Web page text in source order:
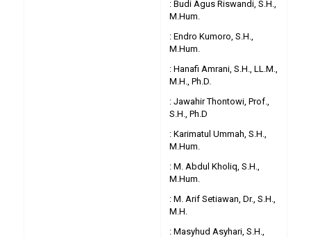
: Budi Agus Riswandi, S.H.,
M.Hum.
: Endro Kumoro, S.H.,
M.Hum.
: Hanafi Amrani, S.H., LL.M.,
M.H., Ph.D.
: Jawahir Thontowi, Prof.,
S.H., Ph.D
: Karimatul Ummah, S.H.,
M.Hum.
: M. Abdul Kholiq, S.H.,
M.Hum.
: M. Arif Setiawan, Dr., S.H.,
M.H.
: Masyhud Asyhari, S.H.,